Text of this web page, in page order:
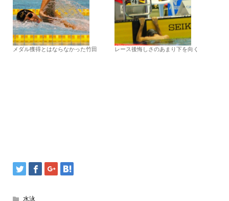
メダル獲得とはならなかった竹田 レース後悔しさのあまり下を向く
水泳